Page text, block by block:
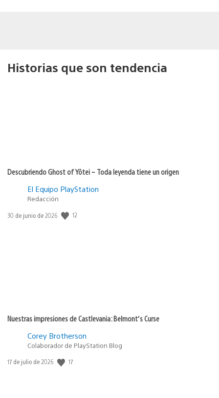
Historias que son tendencia
Descubriendo Ghost of Yōtei – Toda leyenda tiene un origen
El Equipo PlayStation
Redacción
Fecha
30 de junio de 2026 12
Nuestras impresiones de Castlevania: Belmont’s Curse
Corey Brotherson
Colaborador de PlayStation Blog
Fecha
17 de julio de 2026 17